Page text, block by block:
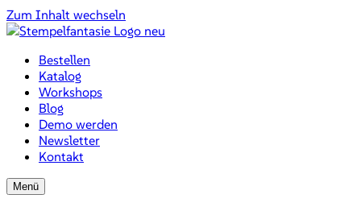
Zum Inhalt wechseln
Bestellen
Katalog
Workshops
Blog
Demo werden
Newsletter
Kontakt
Menü